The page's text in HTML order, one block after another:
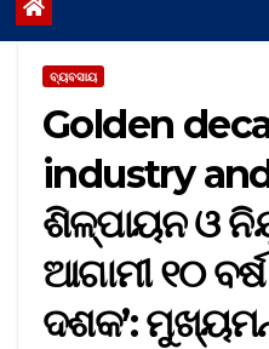
ବ୍ୟବସାୟ
Golden
industry
ଶିଳ୍ପାୟନ ଓ
ଆଗାମୀ ୧୦
ଦଶକ’: